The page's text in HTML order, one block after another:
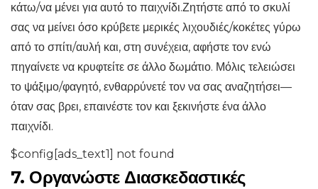
κάτω/να μένει για αυτό το παιχνίδι.Ζητήστε από το σκυλί
σας να μείνει όσο κρύβετε μερικές λιχουδιές/κοκέτες γύρω
από το σπίτι/αυλή και, στη συνέχεια, αφήστε τον ενώ
πηγαίνετε να κρυφτείτε σε άλλο δωμάτιο. Μόλις τελειώσει
το ψάξιμο/φαγητό, ενθαρρύνετέ τον να σας αναζητήσει—
όταν σας βρει, επαινέστε τον και ξεκινήστε ένα άλλο
παιχνίδι.
$config[ads_text1] not found
7. Οργανώστε Διασκεδαστικές